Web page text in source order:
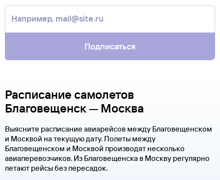
Подписаться
Расписание самолетов
Благовещенск — Москва
Выясните расписание авиарейсов между Благовещенском
и Москвой на текущую дату. Полеты между
Благовещенском и Москвой производят несколько
авиаперевозчиков. Из Благовещенска в Москву регулярно
летают рейсы без пересадок.